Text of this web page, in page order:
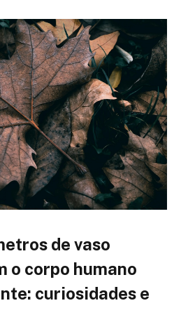
de vaso
o corpo humano
curiosidades e